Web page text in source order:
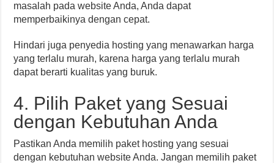
masalah pada website Anda, Anda dapat
memperbaikinya dengan cepat.
Hindari juga penyedia hosting yang menawarkan harga
yang terlalu murah, karena harga yang terlalu murah
dapat berarti kualitas yang buruk.
4. Pilih Paket yang Sesuai
dengan Kebutuhan Anda
Pastikan Anda memilih paket hosting yang sesuai
dengan kebutuhan website Anda. Jangan memilih paket